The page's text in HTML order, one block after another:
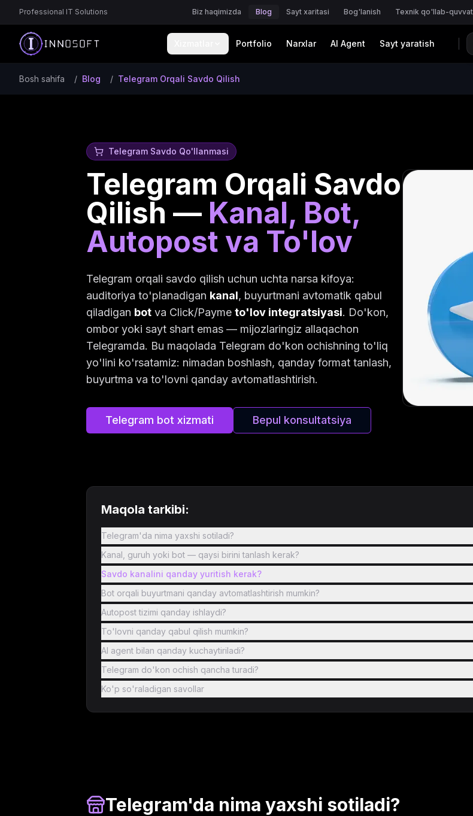
Professional IT Solutions Biz haqimizda Blog Sayt xaritasi Bog'lanish Texnik qo'llab-
Portfolio Narxlar AI Agent Sayt yaratish
Bosh sahifa / Blog / Telegram Orqali Savdo Qilish
Telegram Savdo Qo'llanmasi
Telegram Orqali Savdo
Qilish — Kanal, Bot,
Autopost va To'lov
Telegram orqali savdo qilish uchun uchta narsa kifoya:
auditoriya to'planadigan kanal, buyurtmani avtomatik qabul
qiladigan bot va Click/Payme to'lov integratsiyasi. Do'kon,
ombor yoki sayt shart emas — mijozlaringiz allaqachon
Telegramda. Bu maqolada Telegram do'kon ochishning to'liq
yo'lini ko'rsatamiz: nimadan boshlash, qanday format tanlash,
buyurtma va to'lovni qanday avtomatlashtirish.
Telegram bot xizmati Bepul konsultatsiya
Maqola tarkibi:
Telegram'da nima yaxshi sotiladi?
Kanal, guruh yoki bot — qaysi birini tanlash kerak?
Savdo kanalini qanday yuritish kerak?
Bot orqali buyurtmani qanday avtomatlashtirish mumkin?
Autopost tizimi qanday ishlaydi?
To'lovni qanday qabul qilish mumkin?
AI agent bilan qanday kuchaytiriladi?
Telegram do'kon ochish qancha turadi?
Ko'p so'raladigan savollar
Telegram'da nima yaxshi sotiladi?